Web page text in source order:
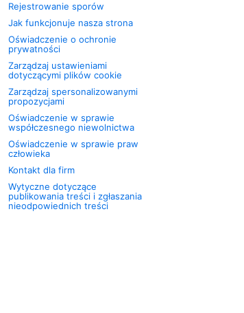
Rejestrowanie sporów
Jak funkcjonuje nasza strona
Oświadczenie o ochronie
prywatności
Zarządzaj ustawieniami
dotyczącymi plików cookie
Zarządzaj spersonalizowanymi
propozycjami
Oświadczenie w sprawie
współczesnego niewolnictwa
Oświadczenie w sprawie praw
człowieka
Kontakt dla firm
Wytyczne dotyczące
publikowania treści i zgłaszania
nieodpowiednich treści